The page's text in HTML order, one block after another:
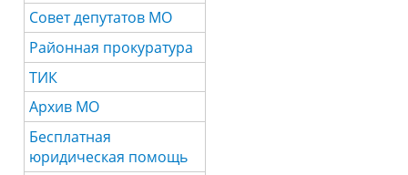
Совет депутатов МО
Районная прокуратура
ТИК
Архив МО
Бесплатная
юридическая помощь